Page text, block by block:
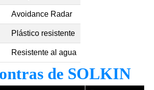
Avoidance Radar
Plástico resistente
Resistente al agua
de SOLKIN